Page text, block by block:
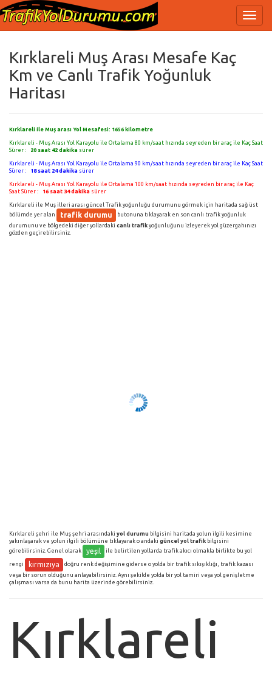
Kırklareli Muş Arası Mesafe Kaç
Km ve Canlı Trafik Yoğunluk
Haritası
Kırklareli ile Muş arası Yol Mesafesi: 1656 kilometre
Kırklareli - Muş Arası Yol Karayolu ile Ortalama 80 km/saat hızında seyreden bir araç ile Kaç Saat
Sürer :
20 saat 42 dakika sürer
Kırklareli - Muş Arası Yol Karayolu ile Ortalama 90 km/saat hızında seyreden bir araç ile Kaç Saat
Sürer :
18 saat 24 dakika sürer
Kırklareli - Muş Arası Yol Karayolu ile Ortalama 100 km/saat hızında seyreden bir araç ile Kaç
Saat Sürer :
16 saat 34 dakika sürer
Kırklareli ile Muş illeri arası güncel Trafik yoğunluğu durumunu görmek için haritada sağ üst
bölümde yer alan
trafik durumu
butonuna tıklayarak en son canlı trafik yoğunluk
durumunu ve bölgedeki diğer yollardaki canlı trafik yoğunluğunu izleyerek yol güzergahınızı
gözden geçirebilirsiniz.
Kırklareli şehri ile Muş şehri arasındaki yol durumu bilgisini haritada yolun ilgili kesimine
yakınlaşarak ve yolun ilgili bölümüne tıklayarak o andaki güncel yol trafik bilgisini
görebilirsiniz. Genel olarak
yeşil ile belirtilen yollarda trafik akıcı olmakla birlikte bu yol
rengi kırmızıya
doğru renk değişimine giderse o yolda bir trafik sıkışıklığı, trafik kazası
veya bir sorun olduğunu anlayabilirsiniz. Aynı şekilde yolda bir yol tamiri veya yol genişletme
çalışması varsa da bunu harita üzerinde görebilirsiniz.
Kırklareli